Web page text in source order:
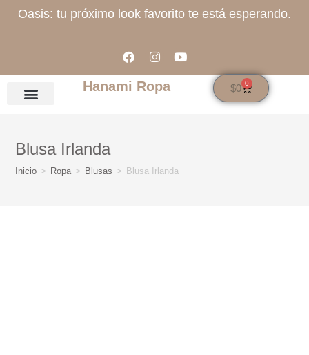
Oasis: tu próximo look favorito te está esperando.
Hanami Ropa $0 0
Blusa Irlanda
Inicio > Ropa > Blusas > Blusa Irlanda